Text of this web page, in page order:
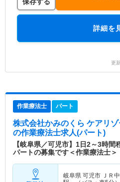
詳細を
更
作業療法士 パート
株式会社かみのくら ケアリ
の作業療法士求人(パート)
【岐阜県／可児市】1日2～3時間
パートの募集です＜作業療法士＞
岐阜県 可児市
ＪＲ